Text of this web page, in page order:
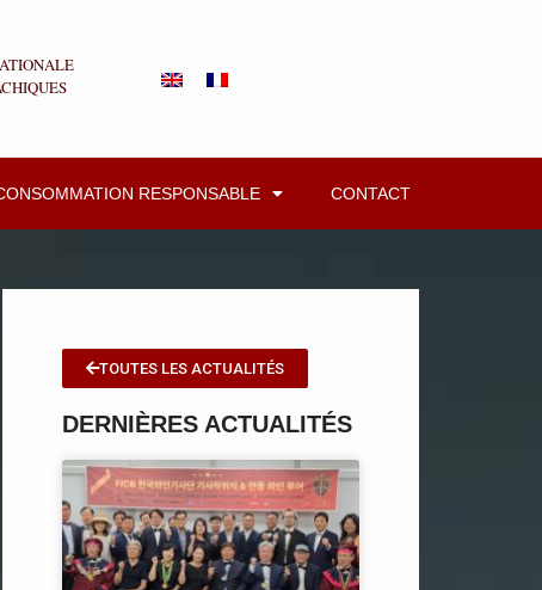
RESPONSABLE CONTACT
TOUTES LES ACTUALITÉS
DERNIÈRES ACTUALITÉS